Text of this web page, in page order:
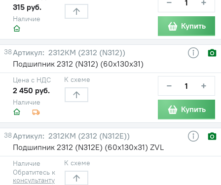
Наличие
315 руб.
Купить
38
2312КМ (2312 (N312))
Подшипник 2312 (N312) (60х130х31)
Наличие
Цена с НДС
2 450 руб.
К схеме − +
Купить
38
2312КМ (2312 (N312E))
Подшипник 2312 (N312E) (60х130х31) ZVL
Наличие
Обратитесь к
консультанту
К схеме